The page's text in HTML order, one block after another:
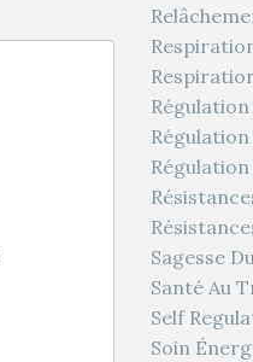
Sagesse
Santé Au
Self
Soin